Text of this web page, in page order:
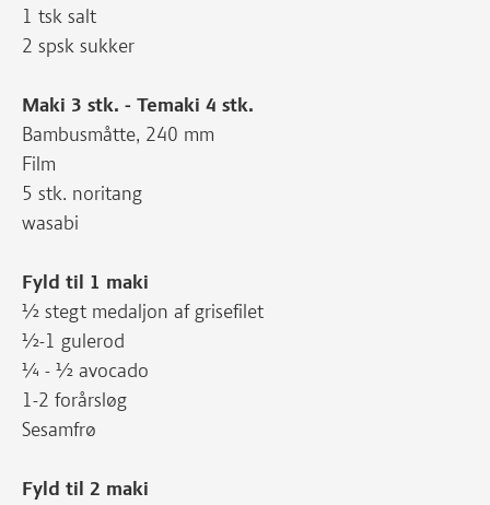
1 tsk salt
2 spsk sukker
Maki 3 stk. - Temaki 4 stk.
Bambusmåtte, 240 mm
Film
5 stk. noritang
wasabi
Fyld til 1 maki
½ stegt medaljon af grisefilet
½-1 gulerod
¼ - ½ avocado
1-2 forårsløg
Sesamfrø
Fyld til 2 maki